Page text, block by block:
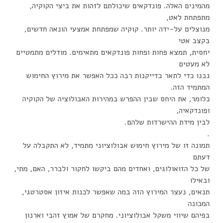
מהמינים האלה. פונדקאים שיכולתם לזהות את ביצי הקוקיה,
מתפתחת לאט,
מנוצלים על-ידה יותר. קוקיה שמפתחת אמצעי הונאה חדשים,
בקצב אטי
יחסית, תמצא פחות ופחות פונדקאים מתאימים. מודלים מתמטיים
לא מעטים
נבנו כדי לתאר בדייקנות רבה ככל האפשר את מירוץ החימוש
המתמיד הזה.
כלומר, את היחס שבין ההפרש במהירות האבולוציה של הקוקיה
ופונדקאיה,
לבין מידת ההישרדות שלהם.
.
תמונה זו של מירוץ חימוש אבולוציוני מתמיד, לא התקבלה על
דעתם
של כל הזואולוגים, ואחדים מהם ביקשו לחקור ולברר, האם, מתי,
ובאילו
תנאים, נעצר המירוץ הזה במה שאפשר לכנות איזון אסטרטגי,
המכונה
בפיהם שיווי משקל אבולוציוני. מחקרם של אמוץ זהבי וארנון